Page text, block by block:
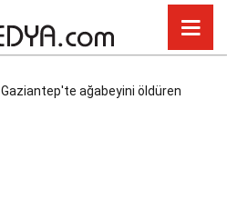
Gaziantep'te ağabeyini öldüren